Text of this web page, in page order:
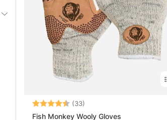
Note: (33)
Fish Monkey Wooly Gloves